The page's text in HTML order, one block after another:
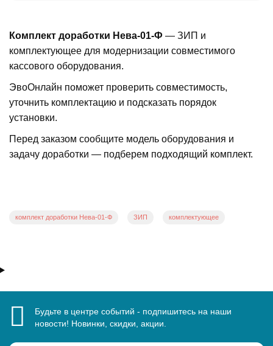
Комплект доработки Нева-01-Ф — ЗИП и
комплектующее для модернизации совместимого
кассового оборудования.
ЭвоОнлайн поможет проверить совместимость,
уточнить комплектацию и подсказать порядок
установки.
Перед заказом сообщите модель оборудования и
задачу доработки — подберем подходящий комплект.
комплект доработки Нева-01-Ф ЗИП комплектующее
Будьте в центре событий - подпишитесь на наши
новости! Новинки, скидки, акции.